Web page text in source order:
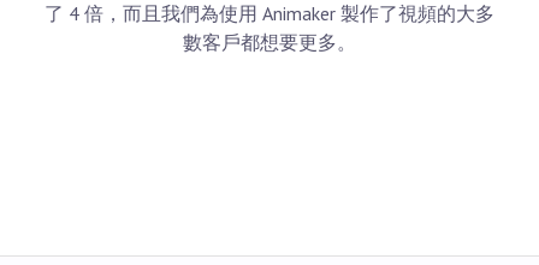
了 4 倍，而且我們為使用 Animaker 製作了視頻的大多
數客戶都想要更多。